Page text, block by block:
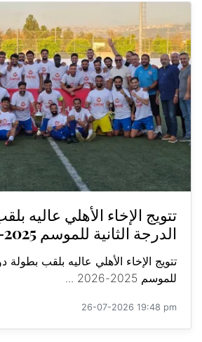
تتويج الإخاء الأهلي عاليه
الدرجة الثانية للموسم 2025-2026
تتويج الإخاء الأهلي عاليه بلقب بطولة
للموسم 2025-2026 ...
26-07-2026 19:48 pm